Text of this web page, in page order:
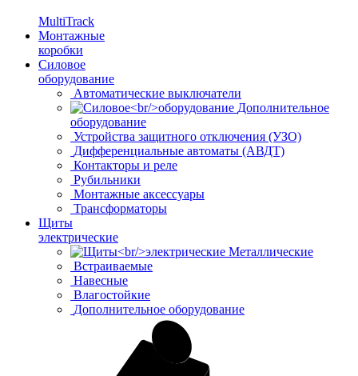
MultiTrack
Монтажные
коробки
Силовое
оборудование
Автоматические выключатели
Дополнительное
оборудование
Устройства защитного отключения (УЗО)
Дифференциальные автоматы (АВДТ)
Контакторы и реле
Рубильники
Монтажные аксессуары
Трансформаторы
Щиты
электрические
Металлические
Встраиваемые
Навесные
Влагостойкие
Дополнительное оборудование